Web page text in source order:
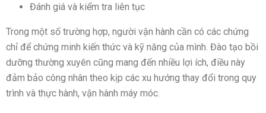
Đánh giá và kiểm tra liên tục
Trong một số trường hợp, người vận hành cần có các chứng
chỉ để chứng minh kiến ​​thức và kỹ năng của mình. Đào tạo bồi
dưỡng thường xuyên cũng mang đến nhiều lợi ích, điều này
đảm bảo công nhân theo kịp các xu hướng thay đổi trong quy
trình và thực hành, vận hành máy móc.